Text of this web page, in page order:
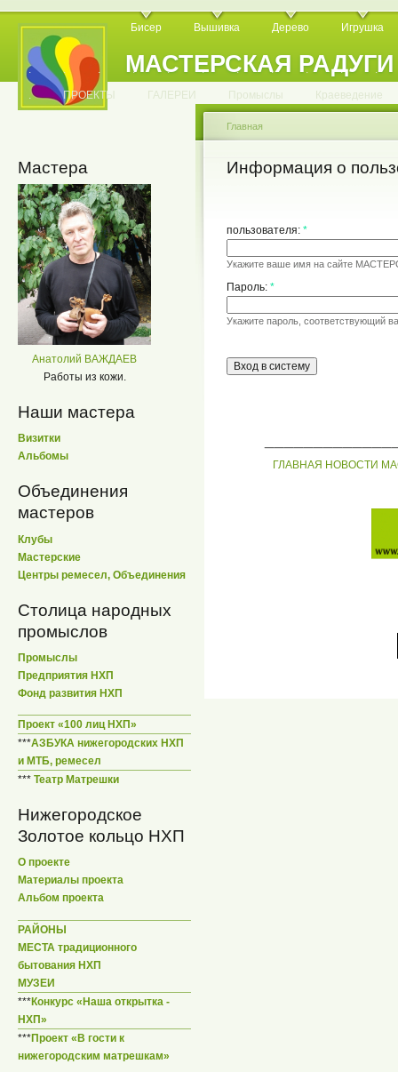
МАСТЕРСКАЯ РАДУГИ
Бисер Вышивка Дерево Игрушка
. . . . . . . . . . .
. ПРОЕКТЫ ГАЛЕРЕИ Промыслы Краеведение
Мастера
Анатолий ВАЖДАЕВ
Работы из кожи.
Наши мастера
Визитки
Альбомы
Объединения
мастеров
Клубы
Мастерские
Центры ремесел, Объединения
Столица народных
промыслов
Промыслы
Предприятия НХП
Фонд развития НХП
Проект «100 лиц НХП»
***АЗБУКА нижегородских НХП
и МТБ, ремесел
*** Театр Матрешки
Нижегородское
Золотое кольцо НХП
О проекте
Материалы проекта
Альбом проекта
РАЙОНЫ
МЕСТА традиционного
бытования НХП
МУЗЕИ
***Конкурс «Наша открытка -
НХП»
***Проект «В гости к
нижегородским матрешкам»
Главная
Информация о
пользователя: *
Укажите ваше имя на сайте
Пароль: *
Укажите пароль, соответствующий
ГЛАВНАЯ НОВОСТИ